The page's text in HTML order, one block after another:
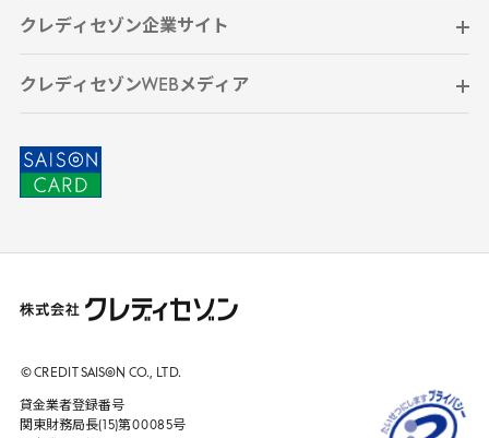
クレディセゾン企業サイト
クレディセゾンWEBメディア
© CREDITSAISON CO., LTD.
貸金業者登録番号
関東財務局長( 15)第 00085号